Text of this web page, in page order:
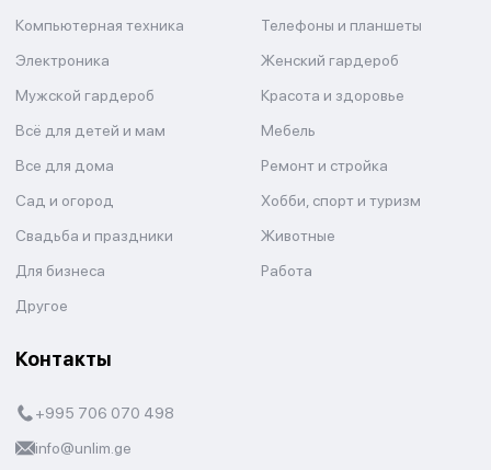
Компьютерная техника
Телефоны и планшеты
Электроника
Женский гардероб
Мужской гардероб
Красота и здоровье
Всё для детей и мам
Мебель
Все для дома
Ремонт и стройка
Сад и огород
Хобби, спорт и туризм
Свадьба и праздники
Животные
Для бизнеса
Работа
Другое
Контакты
+995 706 070 498
info@unlim.ge